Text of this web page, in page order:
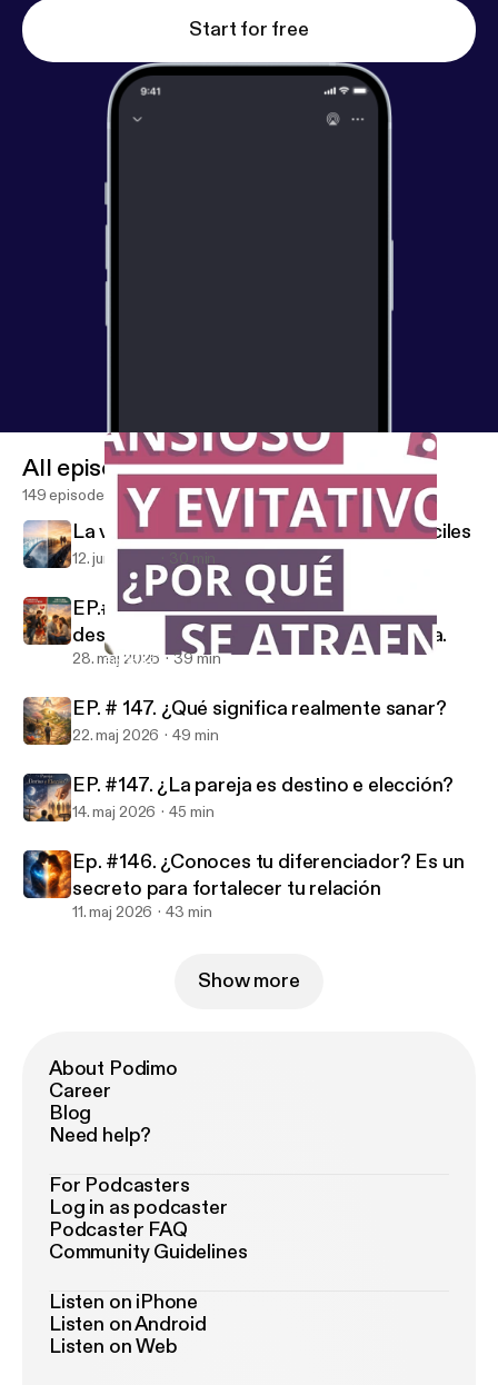
Start for free
Ep. #142. La danza entre el apego evitativo y el ansioso
All episodes
149 episodes
La verdad incómoda de las relaciones fáciles
12. juni 2026 30 min
EP.#148. La diferencia entre enamorarse
desde la prisa o vincularse desde la calma.
28. maj 2026 39 min
EP. # 147. ¿Qué significa realmente sanar?
22. maj 2026 49 min
EP. #147. ¿La pareja es destino e elección?
14. maj 2026 45 min
Ep. #146. ¿Conoces tu diferenciador? Es un
secreto para fortalecer tu relación
11. maj 2026 43 min
Show more
About Podimo
Career
Blog
Need help?
For Podcasters
Log in as podcaster
Podcaster FAQ
Community Guidelines
Listen on iPhone
Listen on Android
Listen on Web